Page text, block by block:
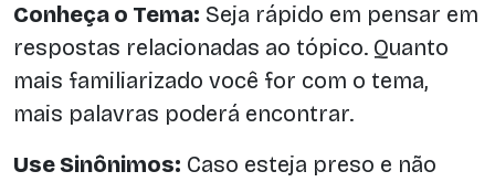
Conheça o Tema: Seja rápido em pensar em
respostas relacionadas ao tópico. Quanto
mais familiarizado você for com o tema,
mais palavras poderá encontrar.
Use Sinônimos: Caso esteja preso e não